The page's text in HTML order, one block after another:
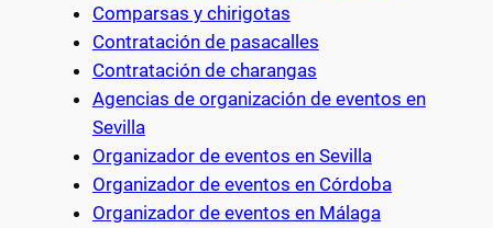
Comparsas y chirigotas
Contratación de pasacalles
Contratación de charangas
Agencias de organización de eventos en
Sevilla
Organizador de eventos en Sevilla
Organizador de eventos en Córdoba
Organizador de eventos en Málaga